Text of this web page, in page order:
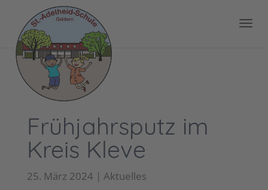
Frühjahrsputz im
Kreis Kleve
25. März 2024 | Aktuelles